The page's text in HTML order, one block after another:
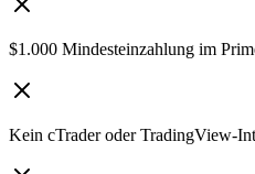
$1.000 Mindesteinzahlung im
Kein cTrader oder TradingView-